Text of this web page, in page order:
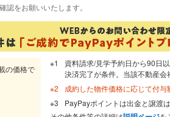
をお願いいたします。
の価格で
資料請求/見学予約日から90日
決済完了が条件。当該不動産会
成約した物件価格に応じて付与
PayPayポイントは出金と譲渡